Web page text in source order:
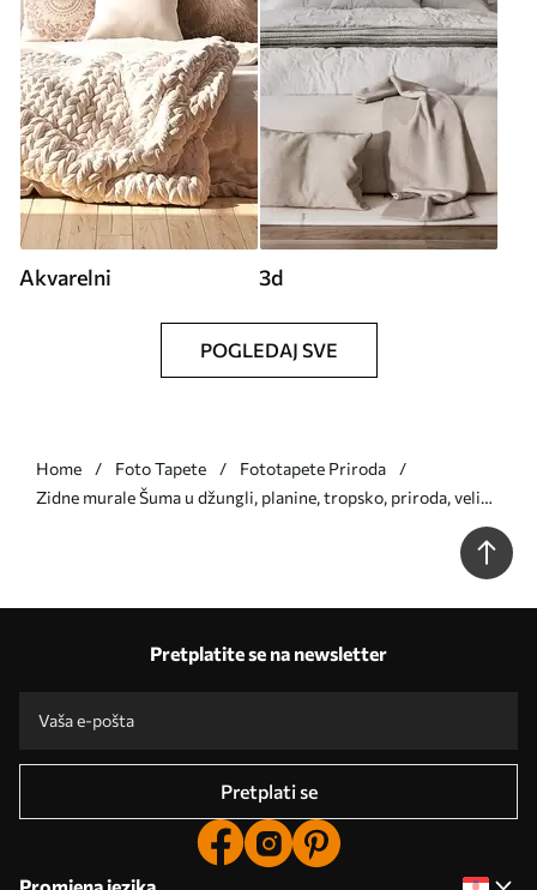
Akvarelni 3d
POGLEDAJ SVE
Home Foto Tapete
Fototapete Priroda
Zidne murale Šuma u džungli, planine, tropsko, priroda, veliko
Pretplatite se na newsletter
Pretplati se
Promjena jezika